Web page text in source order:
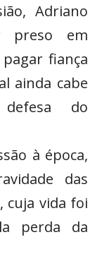
Adriano
preso em
fiança
ainda cabe
do
à época,
das
cuja vida foi
perda da